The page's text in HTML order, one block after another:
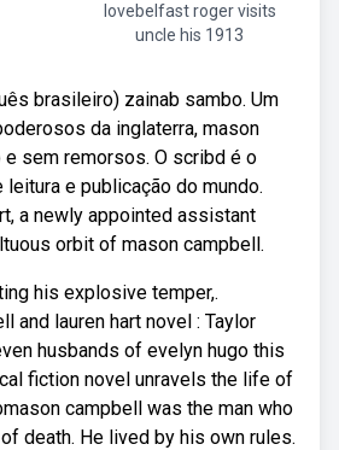
lovebelfast roger visits
uncle his 1913
brasileiro) zainab sambo. Um
da inglaterra, mason
e sem remorsos. O scribd é o
e publicação do mundo.
a newly appointed assistant
orbit of mason campbell.
his explosive temper,.
and lauren hart novel : Taylor
husbands of evelyn hugo this
fiction novel unravels the life of
campbell was the man who
death. He lived by his own rules.